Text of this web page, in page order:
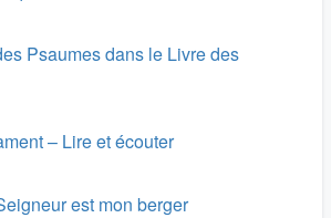
Psaumes dans le Livre des
– Lire et écouter
est mon berger